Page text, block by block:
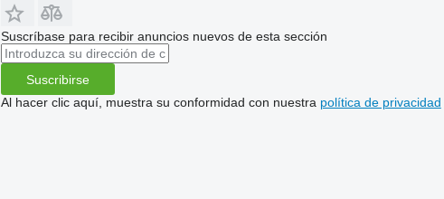
Suscríbase para recibir anuncios nuevos de esta sección
Suscribirse
Al hacer clic aquí, muestra su conformidad con nuestra política de privacidad